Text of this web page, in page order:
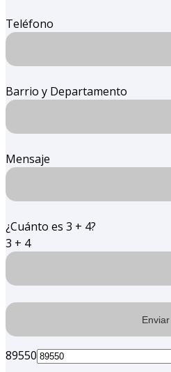
Teléfono
Barrio y Departamento
Mensaje
¿Cuánto es 3 + 4?
3 + 4
89550